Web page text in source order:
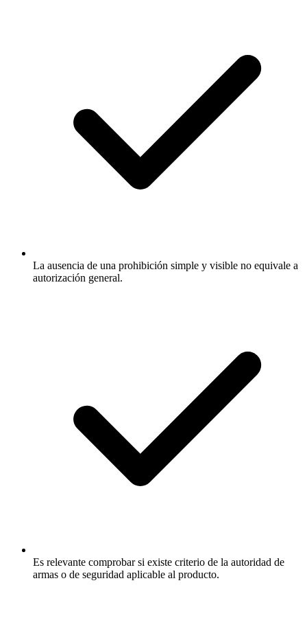
La ausencia de una prohibición simple y visible no equivale a
autorización general.
Es relevante comprobar si existe criterio de la autoridad de
armas o de seguridad aplicable al producto.